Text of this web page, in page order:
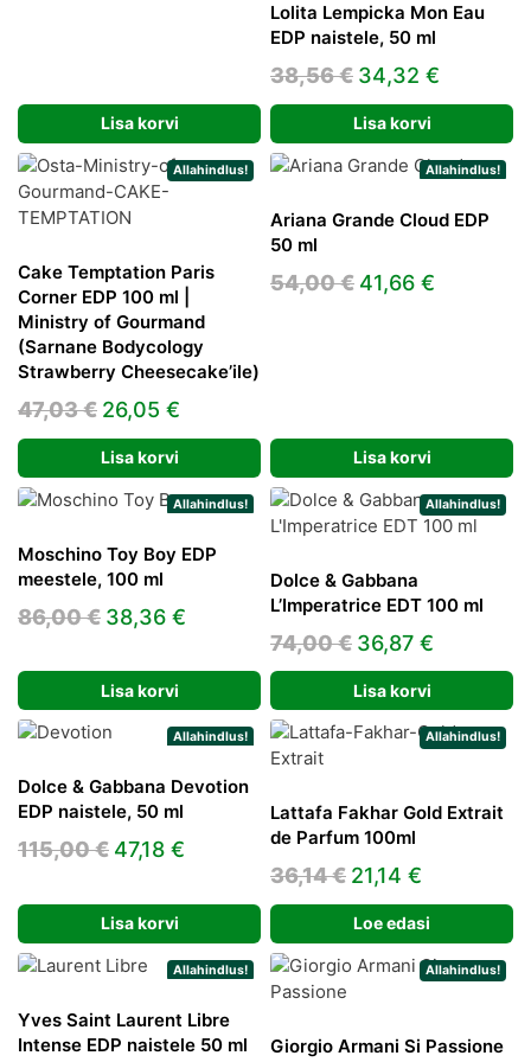
Lisa korvi
Lolita Lempicka Mon Eau
EDP naistele, 50 ml
38,56€ Algne
hind
oli:
38,56 €.
34,32 €
hind
on:
34,32 €.
Lisa korvi
Allahindlus!
Cake Temptation Paris
Corner EDP 100 ml |
Ministry of Gourmand
(Sarnane Bodycology
Strawberry Cheesecake’ile)
47,03€ Algne
hind
oli:
47,03 €.
26,05 €
hind
on:
26,05 €.
Lisa korvi
Allahindlus!
Ariana Grande Cloud EDP
50 ml
54,00€ Algne
41,66 €
Lisa korvi
Allahindlus!
Moschino Toy Boy EDP
meestele, 100 ml
86,00€ Algne
oli:
86,00 €.
38,36 € Praegune
on:
38,36 €.
Lisa korvi
Allahindlus!
Dolce & Gabbana
L’Imperatrice EDT 100 ml
74,00€ Algne
hind
oli:
74,00 €.
36,87 €
hind
on:
36,87 €.
Lisa korvi
Allahindlus!
Dolce & Gabbana Devotion
EDP naistele, 50 ml
115,00€ Algne
oli:
115,00 €.
47,18 € Praegune
on:
47,18 €.
Lisa korvi
Allahindlus!
Lattafa Fakhar Gold Extrait
de Parfum 100ml
36,14€ Algne
hind
oli:
36,14 €.
21,14 €
hind
on:
21,14 €.
Loe edasi
Allahindlus!
Yves Saint Laurent Libre
Intense EDP naistele 50 ml
Allahindlus!
Giorgio Armani Si Passione